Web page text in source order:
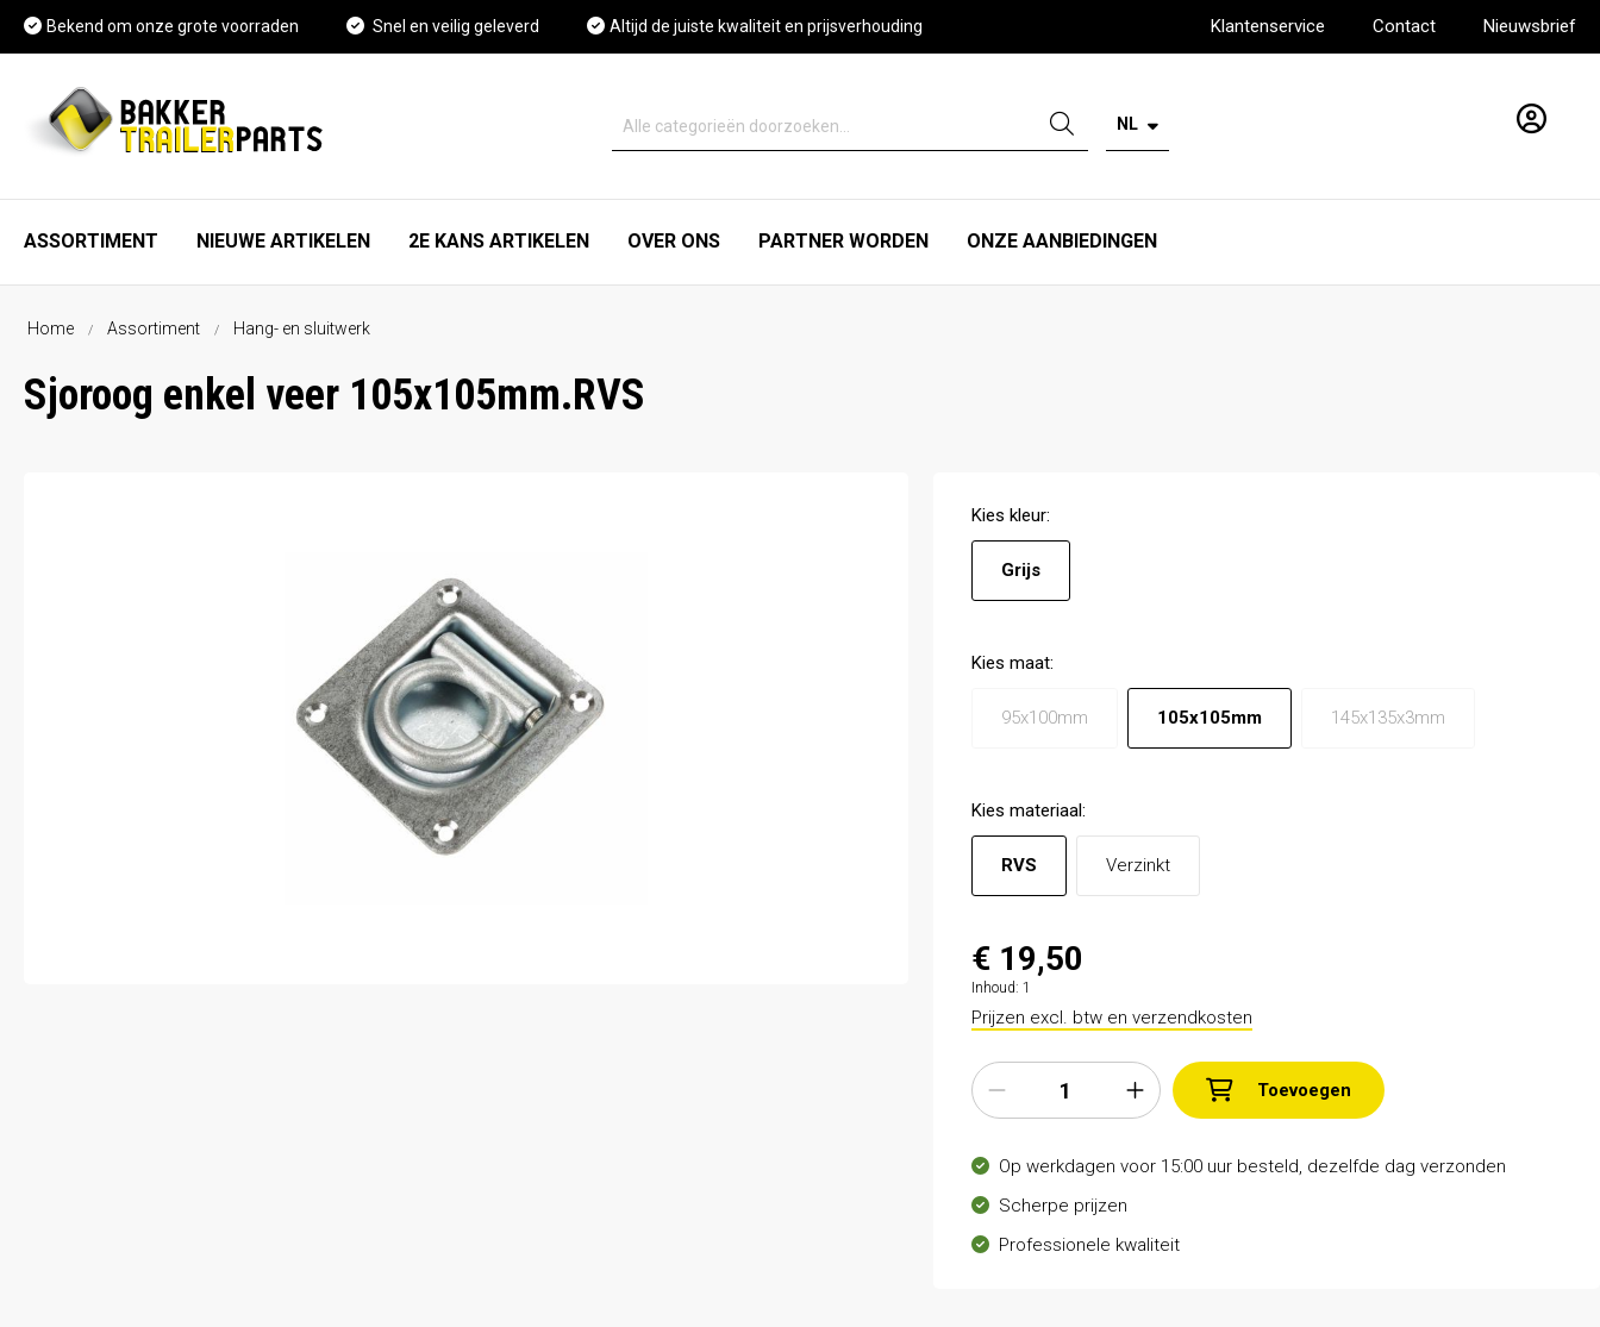
Bekend om onze grote voorraden Snel en veilig geleverd Altijd de juiste kwaliteit en prijsverhouding Klantenservice Contact Nieuwsbrief
NL
ASSORTIMENT NIEUWE ARTIKELEN 2E KANS ARTIKELEN OVER ONS PARTNER WORDEN ONZE AANBIEDINGEN
As, wiel en rem onderdelen
Spatschermen
FAQ
Vacature Magazijnmedewerker
Home Assortiment Hang- en sluitwerk
Sjoroog enkel veer 105x105mm.RVS
Kies kleur:
Grijs
Kies maat:
95x100mm 105x105mm 145x135x3mm
Kies materiaal:
RVS Verzinkt
€ 19,50
Inhoud: 1
Prijzen excl. btw en verzendkosten
Toevoegen
Op werkdagen voor 15:00 uur besteld, dezelfde dag verzonden
Scherpe prijzen
Professionele kwaliteit